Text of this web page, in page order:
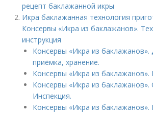
рецепт баклажанной икры
Икра баклажанная технология
Консервы «Икра из баклажанов».
инструкция
Консервы «Икра из баклажанов».
приёмка, хранение.
Консервы «Икра из баклажанов».
Консервы «Икра из баклажанов».
Инспекция.
Консервы «Икра из баклажанов».